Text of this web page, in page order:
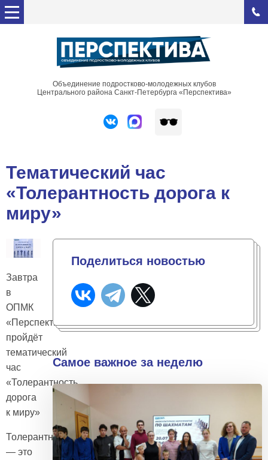
Объединение подростково-молодежных клубов
Центрального района Санкт-Петербурга «Перспектива»
Тематический час
«Толерантность дорога к
миру»
Завтра
в
ОПМК
«Перспектива»
пройдёт
тематический
час
«Толерантность
дорога
к миру»
Толерантность
— это
Поделиться новостью
Самое важное за неделю